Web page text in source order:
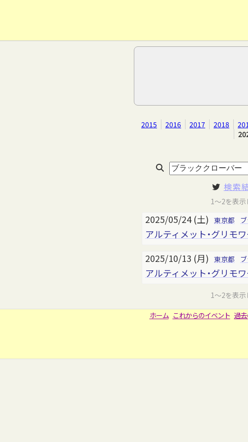
2015 2016 2017 2018
検索
1～2を表
2025/05/24 (土) 東京都
アルティメット・グリモ
2025/10/13 (月) 東京都
アルティメット・グリモ
1～2を表
ホーム これからのイベント 過